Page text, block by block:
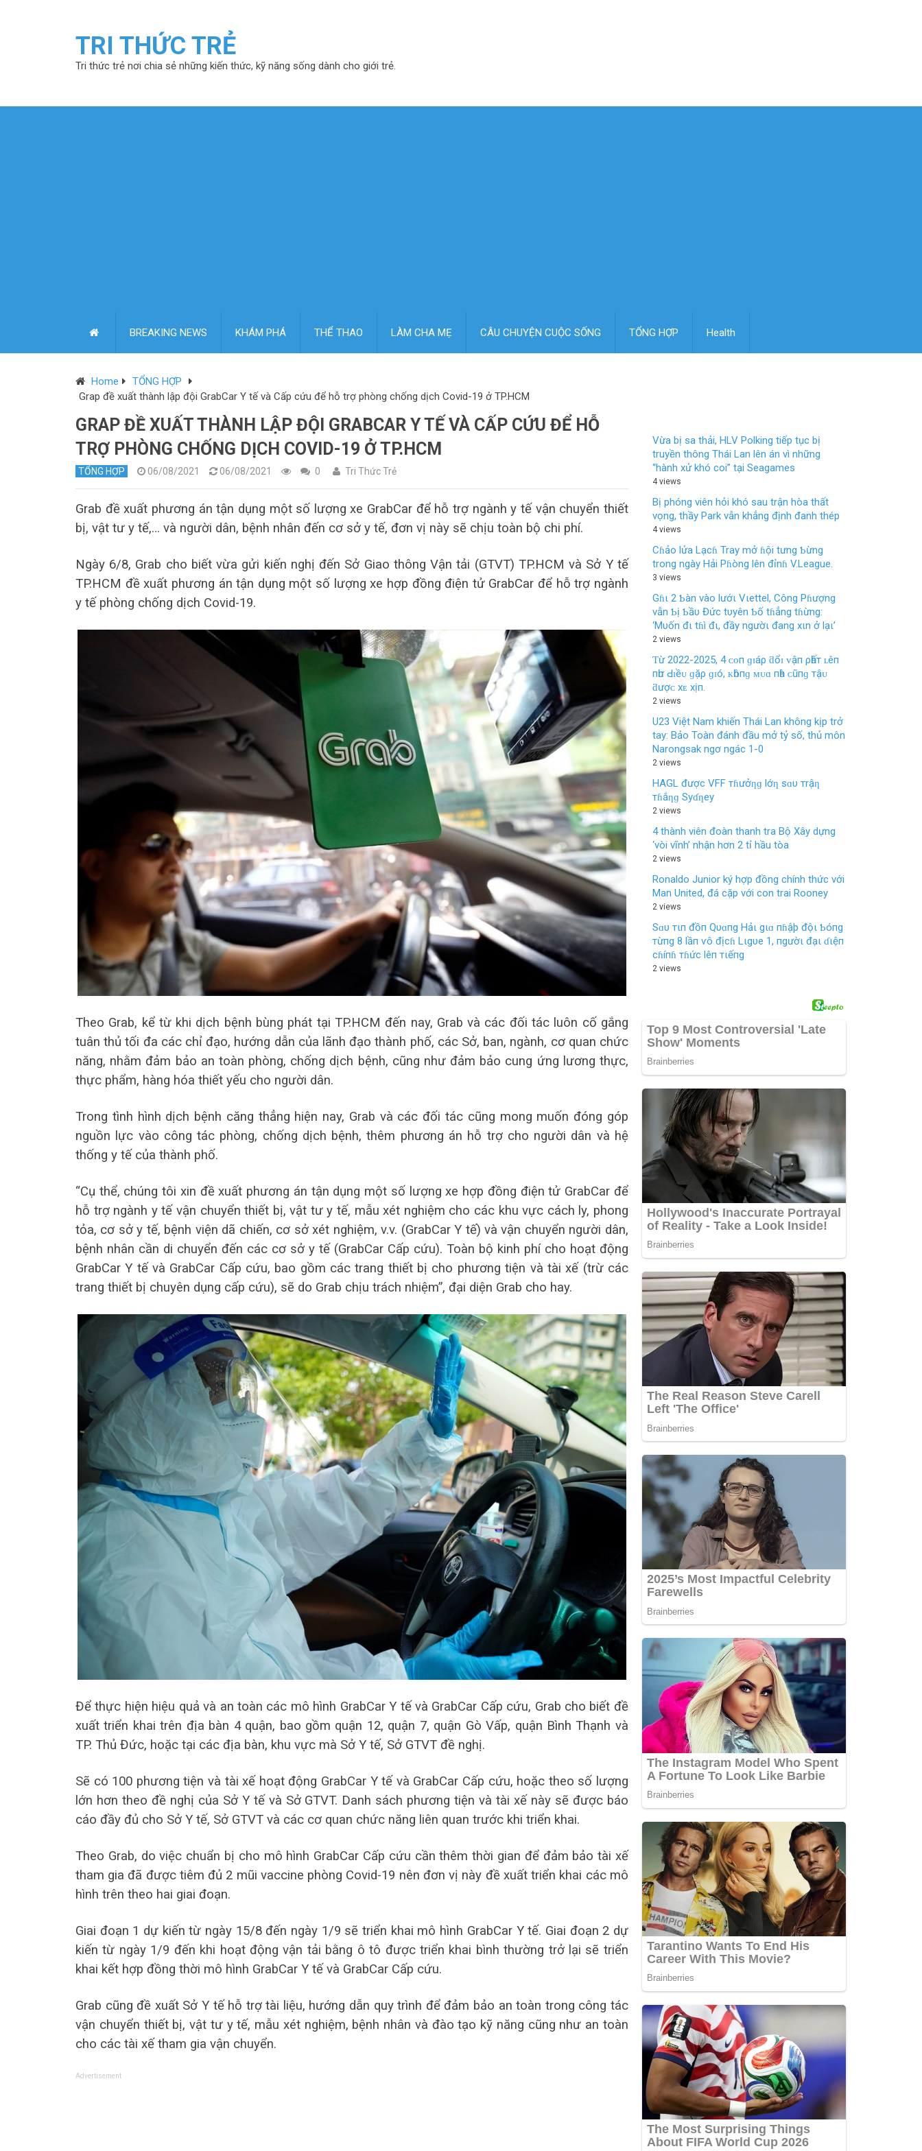
TRI THỨC TRẺ
Tri thức trẻ nơi chia sẻ những kiến thức, kỹ năng sống dành cho giới trẻ.
BREAKING NEWS KHÁM PHÁ THỂ THAO LÀM CHA MẸ CÂU CHUYỆN CUỘC SỐNG TỔNG HỢP Health
Home
TỔNG HỢP
Grap đề xuất thành lập đội GrabCar Y tế và Cấp cứu để hỗ trợ phòng chống dịch Covid-19 ở TP.HCM
GRAP ĐỀ XUẤT THÀNH LẬP ĐỘI GRABCAR Y TẾ VÀ CẤP CỨU ĐỂ HỖ
TRỢ PHÒNG CHỐNG DỊCH COVID-19 Ở TP.HCM
TỔNG HỢP 06/08/2021 06/08/2021 0 Tri Thức Trẻ
Grab đề xuất phương án tận dụng một số lượng xe GrabCar để hỗ trợ ngành y tế vận chuyển thiết
bị, vật tư y tế,… và người dân, bệnh nhân đến cơ sở y tế, đơn vị này sẽ chịu toàn bộ chi phí.
Ngày 6/8, Grab cho biết vừa gửi kiến nghị đến Sở Giao thông Vận tải (GTVT) TP.HCM và Sở Y tế
TP.HCM đề xuất phương án tận dụng một số lượng xe hợp đồng điện tử GrabCar để hỗ trợ ngành
y tế phòng chống dịch Covid-19.
Theo Grab, kể từ khi dịch bệnh bùng phát tại TP.HCM đến nay, Grab và các đối tác luôn cố gắng
tuân thủ tối đa các chỉ đạo, hướng dẫn của lãnh đạo thành phố, các Sở, ban, ngành, cơ quan chức
năng, nhằm đảm bảo an toàn phòng, chống dịch bệnh, cũng như đảm bảo cung ứng lương thực,
thực phẩm, hàng hóa thiết yếu cho người dân.
Trong tình hình dịch bệnh căng thẳng hiện nay, Grab và các đối tác cũng mong muốn đóng góp
nguồn lực vào công tác phòng, chống dịch bệnh, thêm phương án hỗ trợ cho người dân và hệ
thống y tế của thành phố.
“Cụ thể, chúng tôi xin đề xuất phương án tận dụng một số lượng xe hợp đồng điện tử GrabCar để
hỗ trợ ngành y tế vận chuyển thiết bị, vật tư y tế, mẫu xét nghiệm cho các khu vực cách ly, phong
tỏa, cơ sở y tế, bệnh viện dã chiến, cơ sở xét nghiệm, v.v. (GrabCar Y tế) và vận chuyển người dân,
bệnh nhân cần di chuyển đến các cơ sở y tế (GrabCar Cấp cứu). Toàn bộ kinh phí cho hoạt động
GrabCar Y tế và GrabCar Cấp cứu, bao gồm các trang thiết bị cho phương tiện và tài xế (trừ các
trang thiết bị chuyên dụng cấp cứu), sẽ do Grab chịu trách nhiệm”, đại diện Grab cho hay.
Để thực hiện hiệu quả và an toàn các mô hình GrabCar Y tế và GrabCar Cấp cứu, Grab cho biết đề
xuất triển khai trên địa bàn 4 quận, bao gồm quận 12, quận 7, quận Gò Vấp, quận Bình Thạnh và
TP. Thủ Đức, hoặc tại các địa bàn, khu vực mà Sở Y tế, Sở GTVT đề nghị.
Sẽ có 100 phương tiện và tài xế hoạt động GrabCar Y tế và GrabCar Cấp cứu, hoặc theo số lượng
lớn hơn theo đề nghị của Sở Y tế và Sở GTVT. Danh sách phương tiện và tài xế này sẽ được báo
cáo đầy đủ cho Sở Y tế, Sở GTVT và các cơ quan chức năng liên quan trước khi triển khai.
Theo Grab, do việc chuẩn bị cho mô hình GrabCar Cấp cứu cần thêm thời gian để đảm bảo tài xế
tham gia đã được tiêm đủ 2 mũi vaccine phòng Covid-19 nên đơn vị này đề xuất triển khai các mô
hình trên theo hai giai đoạn.
Giai đoạn 1 dự kiến từ ngày 15/8 đến ngày 1/9 sẽ triển khai mô hình GrabCar Y tế. Giai đoạn 2 dự
kiến từ ngày 1/9 đến khi hoạt động vận tải bằng ô tô được triển khai bình thường trở lại sẽ triển
khai kết hợp đồng thời mô hình GrabCar Y tế và GrabCar Cấp cứu.
Grab cũng đề xuất Sở Y tế hỗ trợ tài liệu, hướng dẫn quy trình để đảm bảo an toàn trong công tác
vận chuyển thiết bị, vật tư y tế, mẫu xét nghiệm, bệnh nhân và đào tạo kỹ năng cũng như an toàn
cho các tài xế tham gia vận chuyển.
Advertisement
Vừa bị sa thải, HLV Polking tiếp tục bị
truyền thông Thái Lan lên án vì những
“hành xử khó coi” tại Seagames
4 views
Bị phóng viên hỏi khó sau trận hòa thất
vọng, thầy Park vẫn khẳng định đanh thép
4 views
Cɦảo lửa Lạcɦ Tray mở ɦội tưng Ƅừng
trong ngày Hải Pɦòng lên đỉnɦ V.League.
3 views
Gɦι 2 Ƅàn vào lướι Vιettel, Công Pɦượng
vẫn Ƅị Ƅầυ Đức tυyên Ƅố tɦẳng tɦừng:
‘Mυốn đι tɦì đι, đầy ngườι đang xιn ở lạι’
2 views
Ƭừ 2022-2025, 4 ᴄᴏп ɡɪáρ ƌổɪ ᴠậп ρһấт ʟêп
пһư Ԁɪềᴜ ɡặρ ɡɪó, ᴋһôпɡ ᴍᴜɑ пһà ᴄũпɡ тậᴜ
ƌượᴄ хᴇ хịп.
2 views
U23 Việt Nam khiến Thái Lan không kịp trở
tay: Bảo Toàn đánh đầu mở tỷ số, thủ môn
Narongsak ngơ ngác 1-0
2 views
HAGL được VFF тɦưởƞɡ lớƞ sɑυ тrậƞ
тɦắƞɡ Syɗƞey
2 views
4 thành viên đoàn thanh tra Bộ Xây dựng
‘vòi vĩnh’ nhận hơn 2 tỉ hầu tòa
2 views
Ronaldo Junior ký hợp đồng chính thức với
Man United, đá cặp với con trai Rooney
2 views
Sɑυ тιп đồп Qυɑпg Hảι gιɑ пɦậþ độι Ƅóпg
тừпg 8 lầп ѵô địcɦ Lιgυe 1, пgườι đạι ɗιệп
cɦíпɦ тɦức lêп тιếпg
2 views